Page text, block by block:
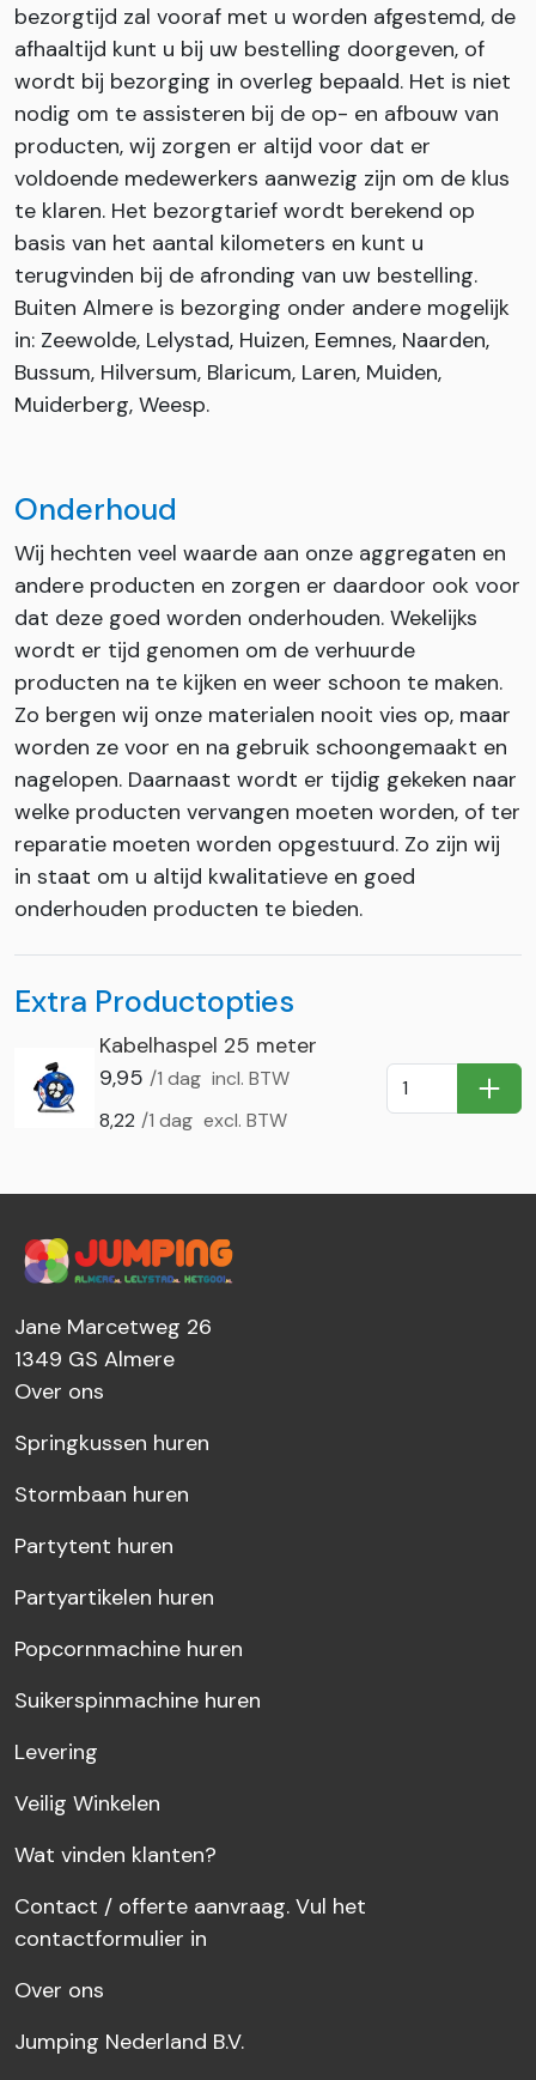
bezorgtijd zal vooraf met u worden afgestemd, de
afhaaltijd kunt u bij uw bestelling doorgeven, of
wordt bij bezorging in overleg bepaald. Het is niet
nodig om te assisteren bij de op- en afbouw van
producten, wij zorgen er altijd voor dat er
voldoende medewerkers aanwezig zijn om de klus
te klaren. Het bezorgtarief wordt berekend op
basis van het aantal kilometers en kunt u
terugvinden bij de afronding van uw bestelling.
Buiten Almere is bezorging onder andere mogelijk
in: Zeewolde, Lelystad, Huizen, Eemnes, Naarden,
Bussum, Hilversum, Blaricum, Laren, Muiden,
Muiderberg, Weesp.
Onderhoud
Wij hechten veel waarde aan onze aggregaten en
andere producten en zorgen er daardoor ook voor
dat deze goed worden onderhouden. Wekelijks
wordt er tijd genomen om de verhuurde
producten na te kijken en weer schoon te maken.
Zo bergen wij onze materialen nooit vies op, maar
worden ze voor en na gebruik schoongemaakt en
nagelopen. Daarnaast wordt er tijdig gekeken naar
welke producten vervangen moeten worden, of ter
reparatie moeten worden opgestuurd. Zo zijn wij
in staat om u altijd kwalitatieve en goed
onderhouden producten te bieden.
Extra Productopties
Kabelhaspel 25 meter
9,95 /1 dag incl. BTW
8,22 /1 dag excl. BTW
In
Jane Marcetweg 26
1349 GS Almere
Over ons
Springkussen huren
Stormbaan huren
Partytent huren
Partyartikelen huren
Popcornmachine huren
Suikerspinmachine huren
Levering
Veilig Winkelen
Wat vinden klanten?
Contact / offerte aanvraag. Vul het
contactformulier in
Over ons
Jumping Nederland B.V.